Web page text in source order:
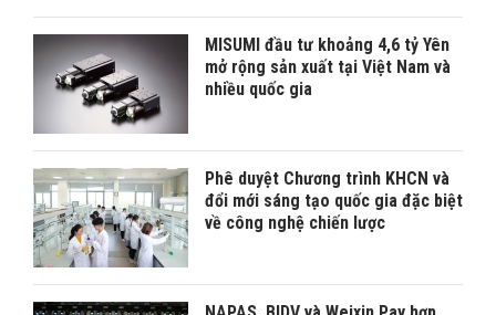
MISUMI đầu tư khoảng 4,6 tỷ Yên
mở rộng sản xuất tại Việt Nam và
nhiều quốc gia
Phê duyệt Chương trình KHCN và
đổi mới sáng tạo quốc gia đặc biệt
về công nghệ chiến lược